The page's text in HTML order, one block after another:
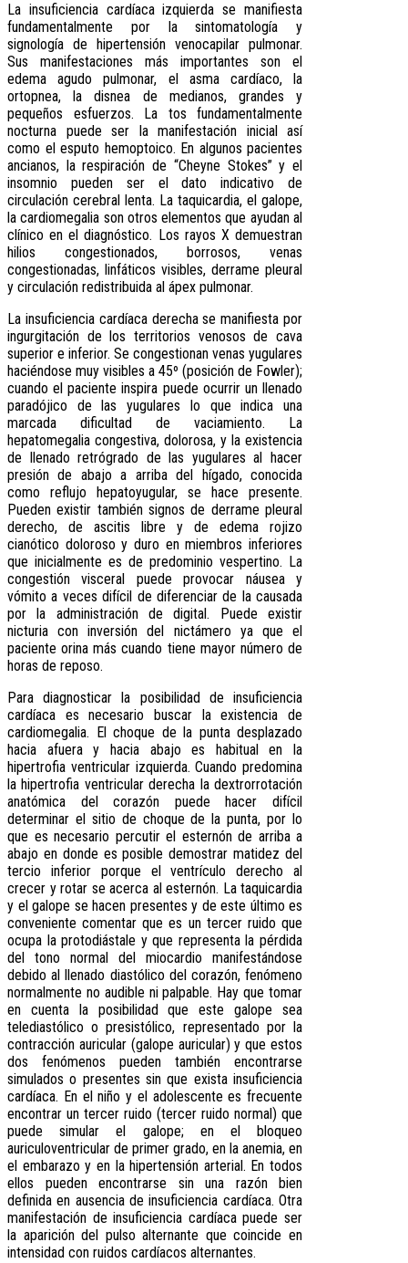
La insuficiencia cardíaca izquierda se manifiesta
fundamentalmente por la sintomatología y
signología de hipertensión venocapilar pulmonar.
Sus manifestaciones más importantes son el
edema agudo pulmonar, el asma cardíaco, la
ortopnea, la disnea de medianos, grandes y
pequeños esfuerzos. La tos fundamentalmente
nocturna puede ser la manifestación inicial así
como el esputo hemoptoico. En algunos pacientes
ancianos, la respiración de “Cheyne Stokes” y el
insomnio pueden ser el dato indicativo de
circulación cerebral lenta. La taquicardia, el galope,
la cardiomegalia son otros elementos que ayudan al
clínico en el diagnóstico. Los rayos X demuestran
hilios congestionados, borrosos, venas
congestionadas, linfáticos visibles, derrame pleural
y circulación redistribuida al ápex pulmonar.
La insuficiencia cardíaca derecha se manifiesta por
ingurgitación de los territorios venosos de cava
superior e inferior. Se congestionan venas yugulares
haciéndose muy visibles a 45º (posición de Fowler);
cuando el paciente inspira puede ocurrir un llenado
paradójico de las yugulares lo que indica una
marcada dificultad de vaciamiento. La
hepatomegalia congestiva, dolorosa, y la existencia
de llenado retrógrado de las yugulares al hacer
presión de abajo a arriba del hígado, conocida
como reflujo hepatoyugular, se hace presente.
Pueden existir también signos de derrame pleural
derecho, de ascitis libre y de edema rojizo
cianótico doloroso y duro en miembros inferiores
que inicialmente es de predominio vespertino. La
congestión visceral puede provocar náusea y
vómito a veces difícil de diferenciar de la causada
por la administración de digital. Puede existir
nicturia con inversión del nictámero ya que el
paciente orina más cuando tiene mayor número de
horas de reposo.
Para diagnosticar la posibilidad de insuficiencia
cardíaca es necesario buscar la existencia de
cardiomegalia. El choque de la punta desplazado
hacia afuera y hacia abajo es habitual en la
hipertrofia ventricular izquierda. Cuando predomina
la hipertrofia ventricular derecha la dextrorrotación
anatómica del corazón puede hacer difícil
determinar el sitio de choque de la punta, por lo
que es necesario percutir el esternón de arriba a
abajo en donde es posible demostrar matidez del
tercio inferior porque el ventrículo derecho al
crecer y rotar se acerca al esternón. La taquicardia
y el galope se hacen presentes y de este último es
conveniente comentar que es un tercer ruido que
ocupa la protodiástale y que representa la pérdida
del tono normal del miocardio manifestándose
debido al llenado diastólico del corazón, fenómeno
normalmente no audible ni palpable. Hay que tomar
en cuenta la posibilidad que este galope sea
telediastólico o presistólico, representado por la
contracción auricular (galope auricular) y que estos
dos fenómenos pueden también encontrarse
simulados o presentes sin que exista insuficiencia
cardíaca. En el niño y el adolescente es frecuente
encontrar un tercer ruido (tercer ruido normal) que
puede simular el galope; en el bloqueo
auriculoventricular de primer grado, en la anemia, en
el embarazo y en la hipertensión arterial. En todos
ellos pueden encontrarse sin una razón bien
definida en ausencia de insuficiencia cardíaca. Otra
manifestación de insuficiencia cardíaca puede ser
la aparición del pulso alternante que coincide en
intensidad con ruidos cardíacos alternantes.